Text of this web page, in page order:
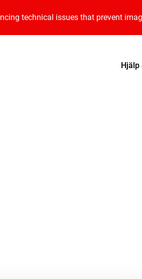
technical issues that prevent
Hjälp